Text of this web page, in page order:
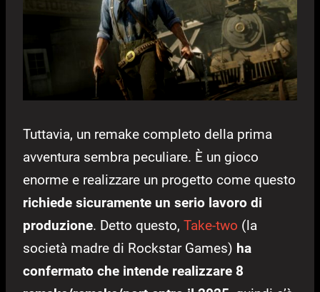
Tuttavia, un remake completo della prima
avventura sembra peculiare. È un gioco
enorme e realizzare un progetto come questo
richiede sicuramente un serio lavoro di
produzione. Detto questo, Take-two (la
società madre di Rockstar Games) ha
confermato che intende realizzare 8